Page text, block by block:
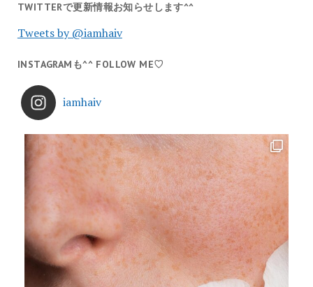
TWITTERで更新情報お知らせします^^
Tweets by @iamhaiv
INSTAGRAMも^^ FOLLOW ME♡
iamhaiv